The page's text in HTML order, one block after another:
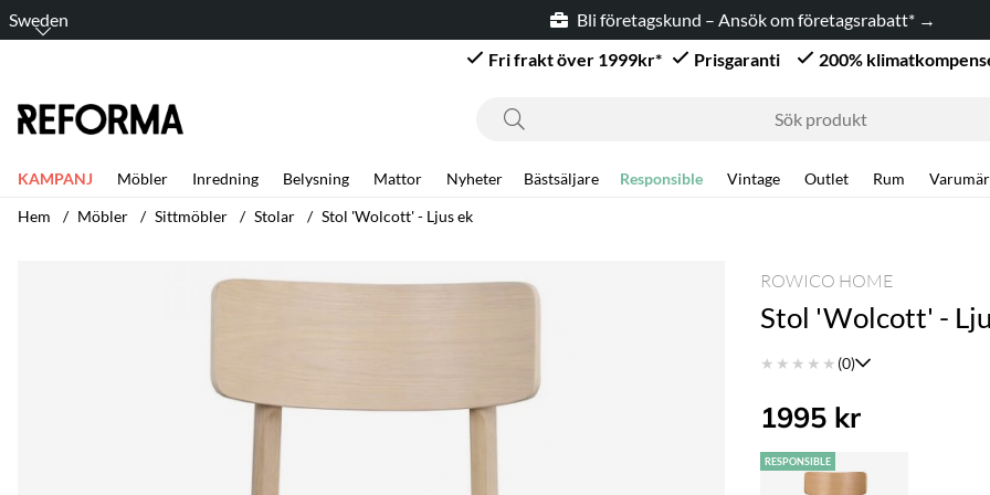
Sweden
Bli företagskund – Ansök om företagsrabatt* →
Fri frakt över 1999kr*
Prisgaranti 200%
KAMPANJ Möbler Inredning Belysning Mattor Nyheter Bästsäljare Responsible Vintage Outlet Rum
Hem
Möbler Sittmöbler Stolar Stol 'Wolcott' - Ljus ek
ROWICO HOME
Stol 'Wolcott' -
★ ★ ★ ★ ★ (0)
1995 kr
RESPONSIBLE